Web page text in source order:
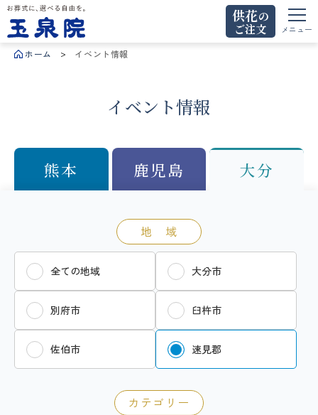
お葬式に、選べる自由を。玉泉院
供花の
ご注文
メニュー
ホーム イベント情報
イベント情報
熊本 鹿児島 大分
地 域
全ての地域 大分市
別府市 臼杵市
佐伯市 速見郡
カテゴリー